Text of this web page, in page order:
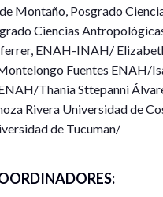
Montaño, Posgrado
Ciencias
ENAH-INAH/
Fuentes ENAH/
Thania Sttepanni
Rivera Universidad de
de Tucuman/